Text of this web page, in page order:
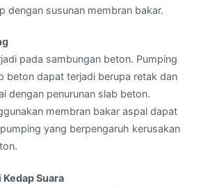
dengan susunan membran bakar.
pada sambungan beton. Pumping
beton dapat terjadi berupa retak dan
dengan penurunan slab beton.
membran bakar aspal dapat
yang berpengaruh kerusakan
Suara